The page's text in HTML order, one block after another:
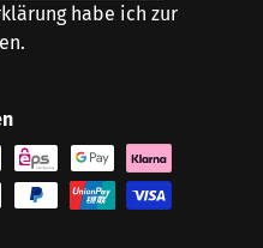
habe ich zur